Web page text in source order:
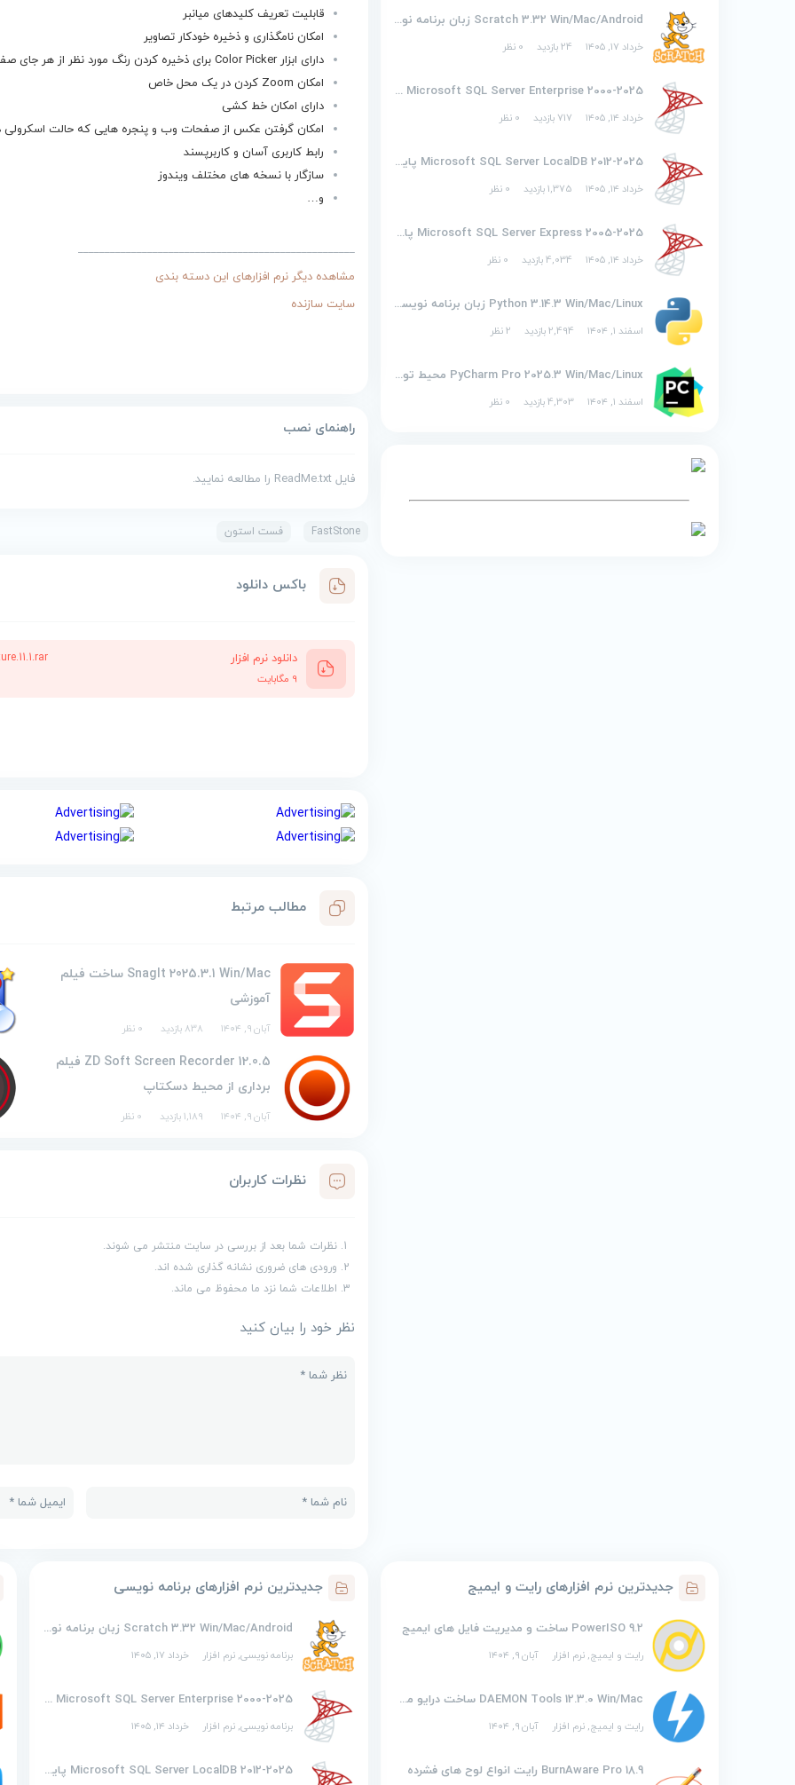
Scratch 3.32 Win/Mac/Android زبان برنامه نویسی تصویری اسکرچ
خرداد ۱۷, ۱۴۰۵ 24 بازدید 0 نظر
2000-2025 Microsoft SQL Server Enterprise پایگاه داده
خرداد ۱۴, ۱۴۰۵ 717 بازدید 0 نظر
2012-2025 Microsoft SQL Server LocalDB پایگاه داده
خرداد ۱۴, ۱۴۰۵ 1,375 بازدید 0 نظر
2005-2025 Microsoft SQL Server Express پایگاه داده
خرداد ۱۴, ۱۴۰۵ 4,034 بازدید 0 نظر
Python 3.14.3 Win/Mac/Linux زبان برنامه نویسی پایتون
اسفند ۱, ۱۴۰۴ 2,494 بازدید 2 نظر
PyCharm Pro 2025.3 Win/Mac/Linux محیط توسعه یکپارچه برای پایتون
اسفند ۱, ۱۴۰۴ 4,303 بازدید 0 نظر
قابلیت تعریف کلیدهای میانبر
امکان نامگذاری و ذخیره خودکار تصاویر
دارای ابزار Color Picker برای ذخیره کردن رنگ مورد نظر از هر جای صفحه نمایش
امکان Zoom کردن در یک محل خاص
دارای امکان خط کشی
امکان گرفتن عکس از صفحات وب و پنجره هایی که حالت اسکرولی
رابط کاربری آسان و کاربرپسند
سازگار با نسخه های مختلف ویندوز
و…
____________________________________________________
مشاهده دیگر نرم افزارهای این دسته بندی
سایت سازنده
راهنمای نصب
فایل ReadMe.txt را مطالعه نمایید.
FastStone فست استون
باکس دانلود
دانلود نرم افزار
9 مگابایت
مطالب مرتبط
SnagIt 2025.3.1 Win/Mac ساخت فیلم
آموزشی
آبان ۹, ۱۴۰۴ 838 بازدید 0 نظر
ZD Soft Screen Recorder 12.0.5 فیلم
برداری از محیط دسکتاپ
آبان ۹, ۱۴۰۴ 1,189 بازدید 0 نظر
نظرات کاربران
نظرات شما بعد از بررسی در سایت منتشر می شوند.
ورودی های ضروری نشانه گذاری شده اند.
اطلاعات شما نزد ما محفوظ می ماند.
نظر خود را بیان کنید
جدیدترین نرم افزارهای رایت و ایمیج
PowerISO 9.2 ساخت و مدیریت فایل های ایمیج
رایت و ایمیج, نرم افزار آبان ۹, ۱۴۰۴
DAEMON Tools 12.3.0 Win/Mac ساخت درایو مجازی
رایت و ایمیج, نرم افزار آبان ۹, ۱۴۰۴
BurnAware Pro 18.9 رایت انواع لوح های فشرده
جدیدترین نرم افزارهای برنامه نویسی
Scratch 3.32 Win/Mac/Android زبان برنامه نویسی تصویری اسکرچ
برنامه نویسی,نرم افزار خرداد ۱۷, ۱۴۰۵
2000-2025 Microsoft SQL Server Enterprise پایگاه داده
برنامه نویسی,نرم افزار خرداد ۱۴, ۱۴۰۵
2012-2025 Microsoft SQL Server LocalDB پایگاه داده